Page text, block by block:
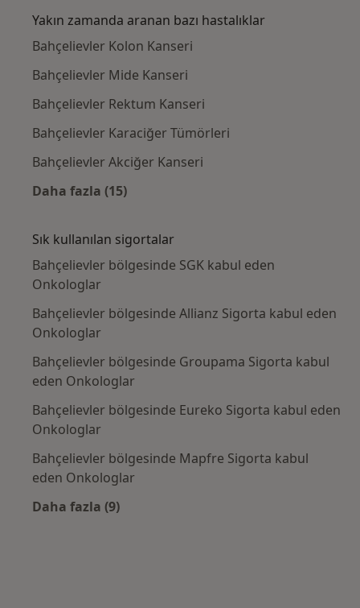
Yakın zamanda aranan bazı hastalıklar
Bahçelievler Kolon Kanseri
Bahçelievler Mide Kanseri
Bahçelievler Rektum Kanseri
Bahçelievler Karaciğer Tümörleri
Bahçelievler Akciğer Kanseri
Daha fazla (15)
Sık kullanılan sigortalar
Bahçelievler bölgesinde SGK kabul eden
Onkologlar
Bahçelievler bölgesinde Allianz Sigorta kabul eden
Onkologlar
Bahçelievler bölgesinde Groupama Sigorta kabul
eden Onkologlar
Bahçelievler bölgesinde Eureko Sigorta kabul eden
Onkologlar
Bahçelievler bölgesinde Mapfre Sigorta kabul
eden Onkologlar
Daha fazla (9)